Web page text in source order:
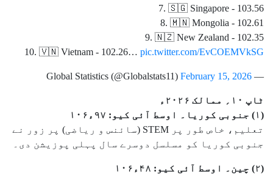
7. 🇸🇬 Singapore - 103.56
8. 🇲🇳 Mongolia - 102.61
9. 🇳🇿 New Zealand - 102.35
10. 🇻🇳 Vietnam - 102.26… pic.twitter.com/EvCOEMVkSG
— Global Statistics (@Globalstats11)
February 15, 2026
ٹاپ ۱۰؍ ممالک ۲۰۲۶ء
(۱) جنوبی کوریا۔ اوسط آئی کیو: ۹۷ء۱۰۶
تعلیم، خاص طور پر STEM (سائنس و ریاضی) پر زور نے
جنوبی کوریا کو مسلسل دوسرے سال پہلی پوزیشن دی۔
(۲) چین۔ اوسط آئی کیو: ۴۸ء۱۰۶